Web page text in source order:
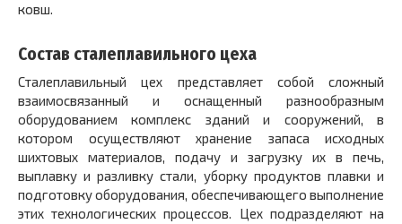
ковш.
Состав сталеплавильного цеха
Сталеплавильный цех представляет собой сложный
взаимосвязанный и оснащенный разнообразным
оборудованием комплекс зданий и сооружений, в
котором осуществляют хранение запаса исходных
шихтовых материалов, подачу и загрузку их в печь,
выплавку и разливку стали, уборку продуктов плавки и
подготовку оборудования, обеспечивающего выполнение
этих технологических процессов. Цех подразделяют на